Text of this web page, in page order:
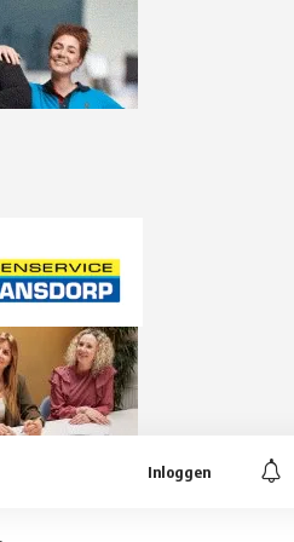
Inloggen